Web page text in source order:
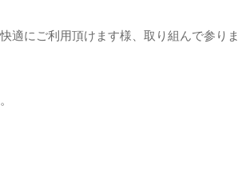
適にご利用頂けます様、取り組んで参りま